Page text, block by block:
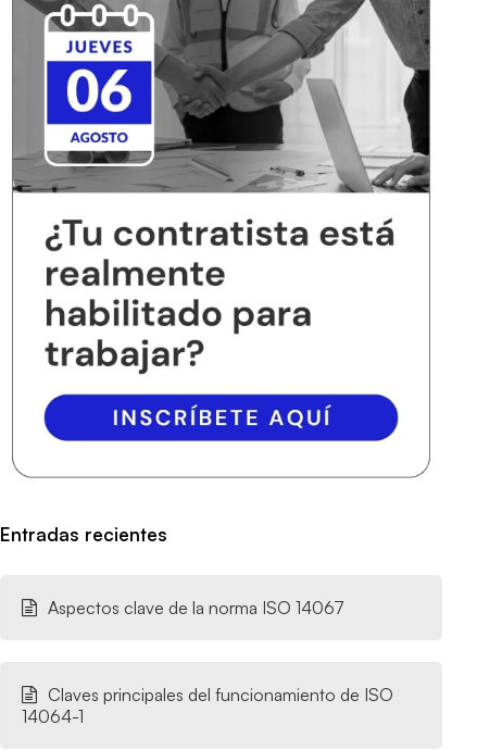
Entradas recientes
Aspectos clave de la norma ISO 14067
Claves principales del funcionamiento de ISO
14064-1